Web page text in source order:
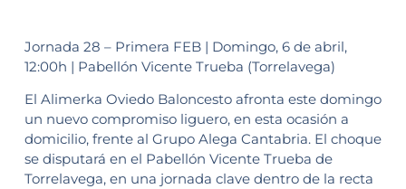
Jornada 28 – Primera FEB | Domingo, 6 de abril,
12:00h | Pabellón Vicente Trueba (Torrelavega)
El Alimerka Oviedo Baloncesto afronta este domingo
un nuevo compromiso liguero, en esta ocasión a
domicilio, frente al Grupo Alega Cantabria. El choque
se disputará en el Pabellón Vicente Trueba de
Torrelavega, en una jornada clave dentro de la recta